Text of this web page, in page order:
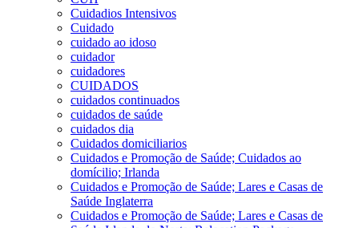
Cuidadios Intensivos
Cuidado
cuidado ao idoso
cuidador
cuidadores
CUIDADOS
cuidados continuados
cuidados de saúde
cuidados dia
Cuidados domiciliarios
Cuidados e Promoção de Saúde; Cuidados ao
domícilio; Irlanda
Cuidados e Promoção de Saúde; Lares e Casas de
Saúde Inglaterra
Cuidados e Promoção de Saúde; Lares e Casas de